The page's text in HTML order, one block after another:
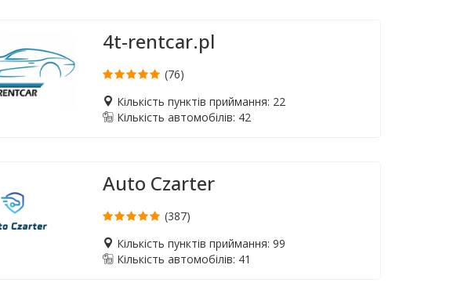
4t-rentcar.pl
(76)
Кількість пунктів приймання: 22
Кількість автомобілів: 42
Auto Czarter
(387)
Кількість пунктів приймання: 99
Кількість автомобілів: 41